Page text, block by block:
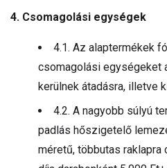
4. Csomagolási egységek
4.1. Az alaptermékek
csomagolási egységeket
kerülnek átadásra, illetve
4.2. A nagyobb súlyú
padlás hőszigetelő
méretű, többutas raklapra